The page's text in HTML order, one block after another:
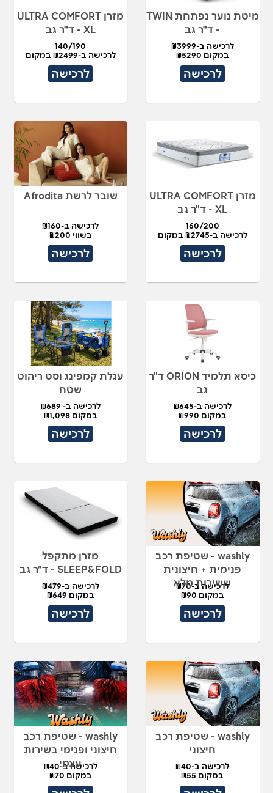
מיטת נוער נפתחת TWIN
- ד"ר גב
לרכישה ב-₪3999
במקום ₪5290
לרכישה
מזרן ULTRA COMFORT
XL - ד"ר גב
140/190
לרכישה ב-₪2499 במקום
₪4990
לרכישה
מזרן ULTRA COMFORT
XL - ד"ר גב
160/200
לרכישה ב-₪2745 במקום
₪5490
לרכישה
שובר לרשת Afrodita
לרכישה ב-₪160
בשווי ₪200
לרכישה
כיסא תלמיד ORION ד"ר
גב
לרכישה ב-₪645
במקום ₪990
לרכישה
עגלת קמפינג וסט ריהוט
שטח
לרכישה ב- ₪689
במקום ₪1,098
לרכישה
washly - שטיפת רכב
פנימית + חיצונית
ששירות מלא
לרכישה ב-₪70
במקום ₪90
לרכישה
מזרן מתקפל
SLEEP&FOLD - ד"ר גב
לרכישה ב-₪479
במקום ₪649
לרכישה
washly - שטיפת רכב
חיצוני
לרכישה ב-₪40
במקום ₪55
washly - שטיפת רכב
חיצוני ופנימי בשירות
עצמי
לרכישה ב-₪40
במקום ₪70